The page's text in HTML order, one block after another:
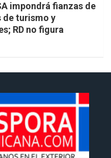
impondrá fianzas de
de turismo y
RD no figura